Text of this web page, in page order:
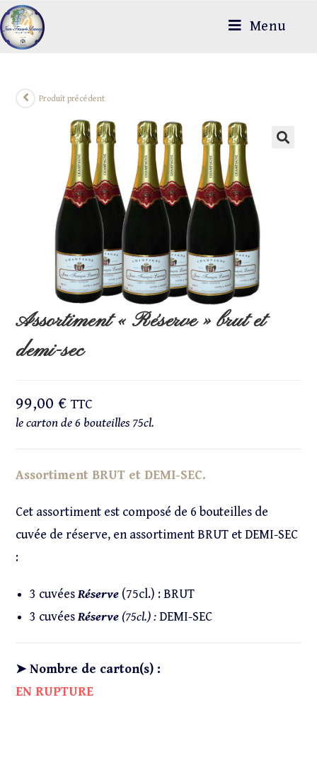
Menu
Produit précédent
Assortiment « Réserve » brut et
demi-sec
99,00€ TTC
le carton de 6 bouteilles 75cl.
Assortiment BRUT et DEMI-SEC.
Cet assortiment est composé de 6 bouteilles de
cuvée de réserve, en assortiment BRUT et DEMI-SEC
:
3 cuvéesRéserve (75cl.) : BRUT
3 cuvéesRéserve (75cl.) :DEMI-SEC
➤Nombre de carton(s) :
EN RUPTURE